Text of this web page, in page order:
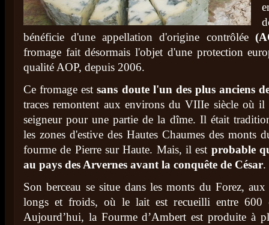
bénéficie d'une appellation d'origine contrôlée
fromage fait désormais l'objet d'une protection
qualité AOP, depuis 2006.
Ce fromage estsans doute l'un des plus anciens
traces remontent aux environs du VIIIe siècle où il
seigneur pour une partie de la dîme. Il était
les zones d'estive des Hautes Chaumes des monts
fourme de Pierre sur Haute. Mais, il est probable
au pays des Arvernes avant la conquête de César.
Son berceau se situe dans les monts du Forez,
longs et froids, où le lait est recueilli entre 600
Aujourd’hui, la Fourme d’Ambert est produite à